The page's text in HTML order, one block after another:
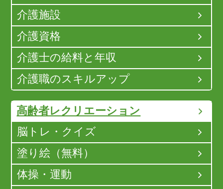
介護施設
介護資格
介護士の給料と年収
介護職のスキルアップ
高齢者レクリエーション
脳トレ・クイズ
塗り絵（無料）
体操・運動